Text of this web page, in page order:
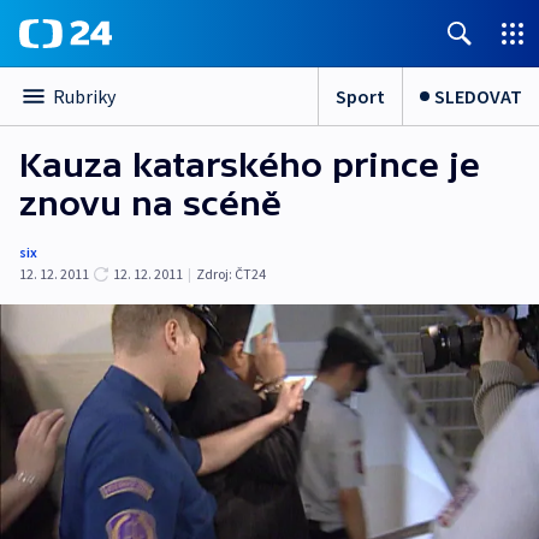
Rubriky Sport SLEDOVAT
Kauza katarského prince je
znovu na scéně
six
12. 12. 2011
12. 12. 2011 | Zdroj: ČT24